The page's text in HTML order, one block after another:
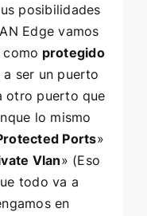
posibilidades
Edge vamos
protegido
ser un puerto
otro puerto que
lo mismo
Ports»
Vlan» (Eso
todo va a
en